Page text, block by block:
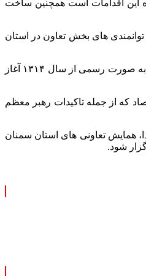
این اقدامات است همچنین ساخت
قیاس بگیریم تا توانمندی های بخش تعاون در استان
مدیرکل تعاون کار و رفاه اجتماعی استان سمنان در ادامه بیان کرد: خوشبختانه باید گفت فرهنگ تعاون در استان ما به خوبی وجود دارد تا جایی که کار تعاونی در این استان به صورت رسمی از سال ۱۳۱۴ آغاز
که از جمله تاکیدات رهبر معظم
همایش تعاونی های استان سمنان
شود.